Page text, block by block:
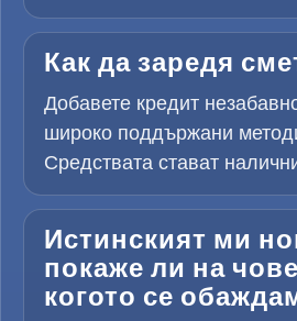
Как да заредя
Добавете кредит
широко поддържани
Средствата стават
Истинският ми
покаже ли на
когото се